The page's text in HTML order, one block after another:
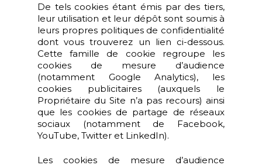
De tels cookies étant émis par des tiers,
leur utilisation et leur dépôt sont soumis à
leurs propres politiques de confidentialité
dont vous trouverez un lien ci-dessous.
Cette famille de cookie regroupe les
cookies de mesure d’audience
(notamment Google Analytics), les
cookies publicitaires (auxquels le
Propriétaire du Site n’a pas recours) ainsi
que les cookies de partage de réseaux
sociaux (notamment de Facebook,
YouTube, Twitter et LinkedIn).
Les cookies de mesure d’audience